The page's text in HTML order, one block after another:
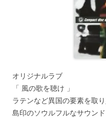
オリジナルラブ
「 風の歌を聴け 」
ラテンなど異国の要素を取
島印のソウルフルなサウン